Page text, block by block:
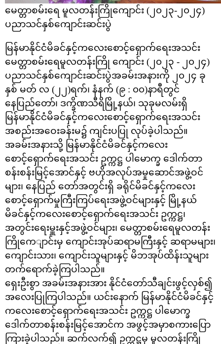
မေတ္တာစမ်းရေ မူလတန်းကြိုကျောင်း (၂၀၂၃-၂၀၂၄)
ပညာသင်နှစ်ကျောင်းဆင်းပွဲ
မြန်မာနိုင်ငံမိခင်နှင့်က‌လေးစောင့်‌ရှောက်ရေးအသင်း
မေတ္တာစမ်း‌ရေမူလတန်းကြို ကျောင်း (၂၀၂၃ - ၂၀၂၄)
ပညာသင်နှစ်ကျောင်းဆင်းပွဲအခမ်းအနားကို ၂၀၂၄ ခု
နှစ် မတ် လ (၂၂)ရက်၊ နံနက် (၉ : ၀၀)နာရီတွင်
နေပြည်တော်၊ ဒက္ခိဏသီရိမြို့နယ်၊ သုခုမလမ်းရှိ
မြန်မာနိုင်ငံမိခင်နှင့်ကလေးစောင့်ရှောက်ရေးအသင်း
အစည်းအဝေးခန်းမ၌ ကျင်းပပြု လုပ်ခဲ့ပါသည်။
အခမ်းအနားသို့ မြန်မာနိုင်ငံမိခင်နှင့်ကလေး
စောင့်‌ရှောက်ရေးအသင်း ဥက္ကဋ္ဌ ပါမောက္ခ ဒေါက်တာ
စန်းစန်းမြင့်အောင်နှင့် ဗဟိုအလုပ်အမှုဆောင်အဖွဲ့ဝင်
များ၊ နေပြည် တော်အတွင်းရှိ ခရိုင်မိခင်နှင့်ကလေး
စောင့်‌ရှောက်မှုကြီးကြပ်ရေးအဖွဲ့ဝင်များနှင့် မြို့နယ်
မိခင်နှင့်ကလေးစောင့်ရှောက်ရေးအသင်း ဥက္ကဋ္ဌ၊
အတွင်း‌ရေးမှူးနှင့်အဖွဲ့ဝင်များ၊ မေတ္တာစမ်းရေမူလတန်း
ကြိုကေျာင်းမှ ကျောင်းအုပ်ဆရာမကြီးနှင့် ဆရာမများ၊
ကျောင်းသား၊ ကျောင်းသူများနှင့် မိဘအုပ်ထိန်းသူများ
တက်ရောက်ခဲ့ကြပါသည်။
ရှေးဦးစွာ အခမ်းအနားအား နိုင်ငံတော်သီချင်းဖွင့်လှစ်၍
အလေးပြုကြပါသည်။ ယင်းနောက် မြန်မာနိုင်ငံမိခင်နှင့်
ကလေးစောင့်‌ရှောက်ရေးအသင်း ဥက္ကဋ္ဌ ပါမောက္ခ
ဒေါက်တာစန်းစန်းမြင့်အောင်က အဖွင့်အမှာစကားပြော
ကြားခဲ့ပါသည်။ ဆက်လက်၍ ဥက္ကဋ္ဌမှ မူလတန်းကြို